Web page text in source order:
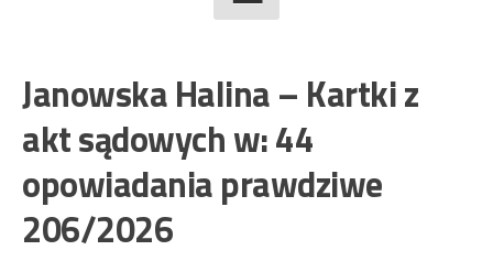
Janowska Halina – Kartki z
akt sądowych w: 44
opowiadania prawdziwe
206/2026